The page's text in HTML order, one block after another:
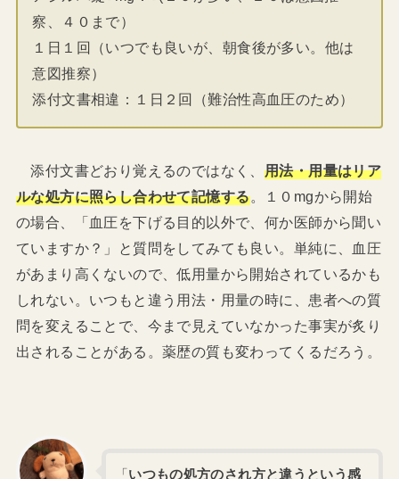
察、４０まで）
１日１回（いつでも良いが、朝食後が多い。他は
意図推察）
添付文書相違：１日２回（難治性高血圧のため）
添付文書どおり覚えるのではなく、 用法・用量はリア
ルな処方に照らし合わせて記憶する。１０mgから開始
の場合、「血圧を下げる目的以外で、何か医師から聞い
ていますか？」と質問をしてみても良い。単純に、血圧
があまり高くないので、低用量から開始されているかも
しれない。いつもと違う用法・用量の時に、患者への質
問を変えることで、今まで見えていなかった事実が炙り
出されることがある。薬歴の質も変わってくるだろう。
「いつもの処方のされ方と違うという感